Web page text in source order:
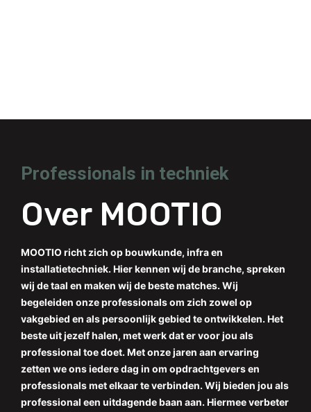
Professionals in techniek
Over MOOTIO
MOOTIO richt zich op bouwkunde, infra en
installatietechniek. Hier kennen wij de branche, spreken
wij de taal en maken wij de beste matches. Wij
begeleiden onze professionals om zich zowel op
vakgebied en als persoonlijk gebied te ontwikkelen. Het
beste uit jezelf halen, met werk dat er voor jou als
professional toe doet. Met onze jaren aan ervaring
zetten we ons iedere dag in om opdrachtgevers en
professionals met elkaar te verbinden. Wij bieden jou als
professional een uitdagende baan aan. Hiermee verbeter